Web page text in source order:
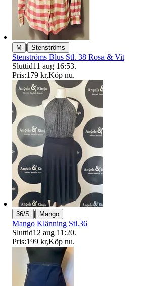
M | Stenströms
Stenströms Blus Stl. 38 Rosa & Vit
Sluttid11 aug 16:53.
Pris:179 kr,Köp nu.
36/S | Mango
Mango Klänning Stl.36
Sluttid12 aug 11:20.
Pris:199 kr,Köp nu.